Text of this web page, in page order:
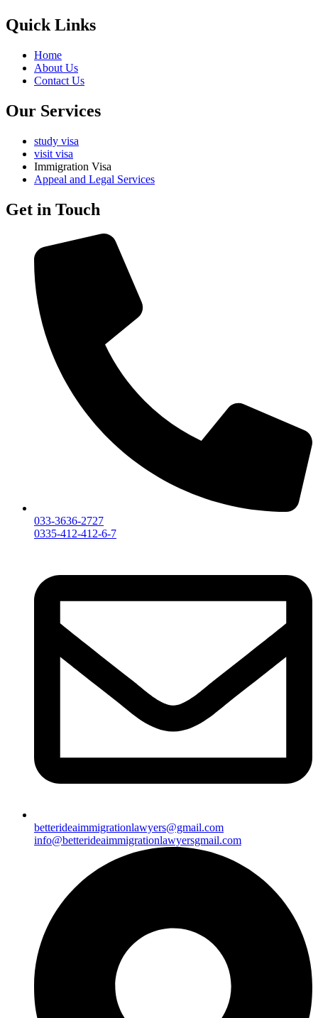
Quick Links
Home
About Us
Contact Us
Our Services
study visa
visit visa
Immigration Visa
Appeal and Legal Services
Get in Touch
033-3636-2727
0335-412-412-6-7
betterideaimmigrationlawyers@gmail.com
info@betterideaimmigrationlawyersgmail.com